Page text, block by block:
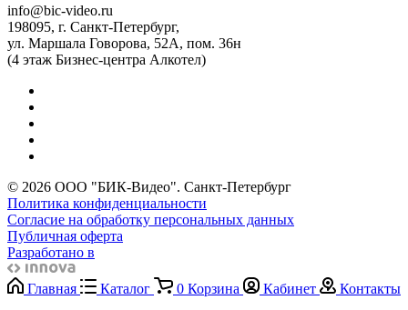
info@bic-video.ru
198095, г. Санкт-Петербург,
ул. Маршала Говорова, 52А, пом. 36н
(4 этаж Бизнес-центра Алкотел)
© 2026 ООО "БИК-Видео". Санкт-Петербург
Политика конфиденциальности
Согласие на обработку персональных данных
Публичная оферта
Разработано в
Главная Каталог 0 Корзина Кабинет Контакты